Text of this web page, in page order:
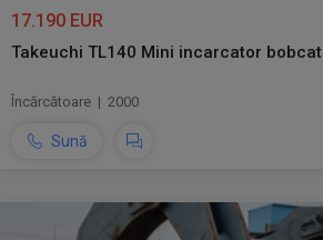
17.190 EUR
Takeuchi TL140 Mini incarcator bobcat
Încărcătoare | 2000
Sună